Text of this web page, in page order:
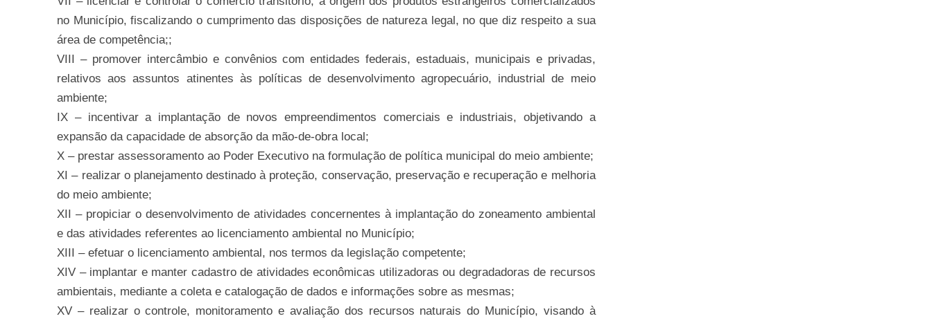
no Município, fiscalizando o cumprimento das disposições de natureza legal, no que diz respeito a sua
área de competência;;
VIII – promover intercâmbio e convênios com entidades federais, estaduais, municipais e privadas,
relativos aos assuntos atinentes às políticas de desenvolvimento agropecuário, industrial de meio
ambiente;
IX – incentivar a implantação de novos empreendimentos comerciais e industriais, objetivando a
expansão da capacidade de absorção da mão-de-obra local;
X – prestar assessoramento ao Poder Executivo na formulação de política municipal do meio ambiente;
XI – realizar o planejamento destinado à proteção, conservação, preservação e recuperação e melhoria
do meio ambiente;
XII – propiciar o desenvolvimento de atividades concernentes à implantação do zoneamento ambiental
e das atividades referentes ao licenciamento ambiental no Município;
XIII – efetuar o licenciamento ambiental, nos termos da legislação competente;
XIV – implantar e manter cadastro de atividades econômicas utilizadoras ou degradadoras de recursos
ambientais, mediante a coleta e catalogação de dados e informações sobre as mesmas;
XV – realizar o controle, monitoramento e avaliação dos recursos naturais do Município, visando à